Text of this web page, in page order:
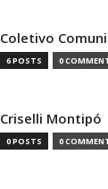
Coletivo
6 POSTS 0
Criselli Montipó
0 POSTS 0